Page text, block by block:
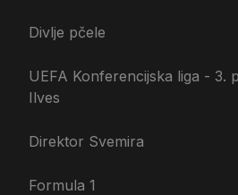
Divlje pčele
UEFA Konferencijska liga - 3.
Ilves
Direktor Svemira
Formula 1